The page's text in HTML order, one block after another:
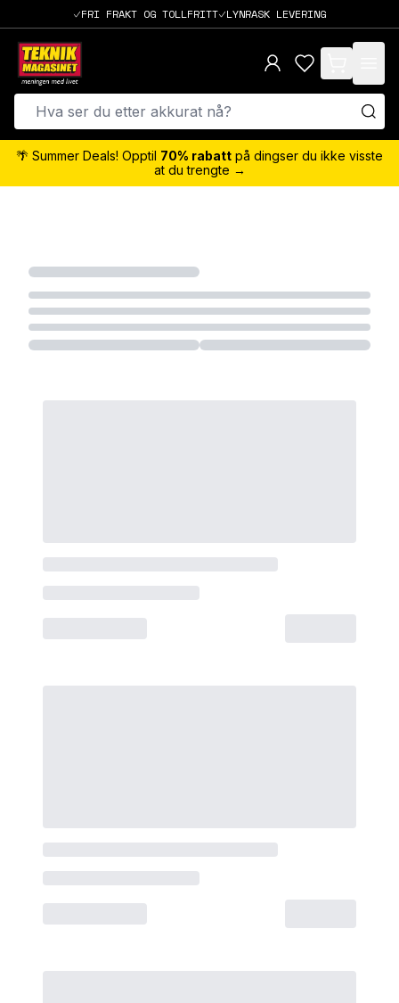
FRI FRAKT OG TOLLFRITT LYNRASK LEVERING
items in cart,
🌴 Summer Deals! Opptil 70% rabatt på dingser du ikke visste
at du trengte →